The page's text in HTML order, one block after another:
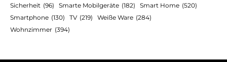
Sicherheit (96) Smarte Mobilgeräte (182) Smart Home (520)
Smartphone (130) TV (219) Weiße Ware (284)
Wohnzimmer (394)